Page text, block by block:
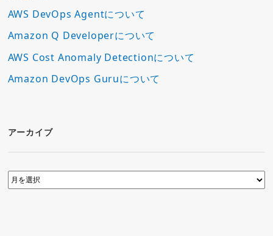
AWS DevOps Agentについて
Amazon Q Developerについて
AWS Cost Anomaly Detectionについて
Amazon DevOps Guruについて
アーカイブ